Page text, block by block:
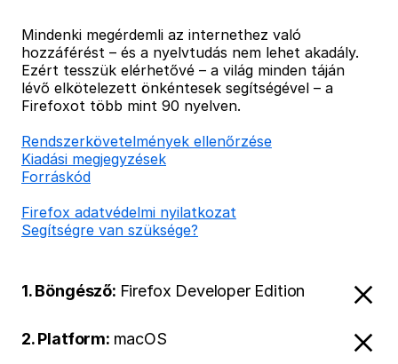
Mindenki megérdemli az internethez való
hozzáférést – és a nyelvtudás nem lehet akadály.
Ezért tesszük elérhetővé – a világ minden táján
lévő elkötelezett önkéntesek segítségével – a
Firefoxot több mint 90 nyelven.
Rendszerkövetelmények ellenőrzése
Kiadási megjegyzések
Forráskód
Firefox adatvédelmi nyilatkozat
Segítségre van szüksége?
1. Böngésző: Firefox Developer Edition
2. Platform: macOS